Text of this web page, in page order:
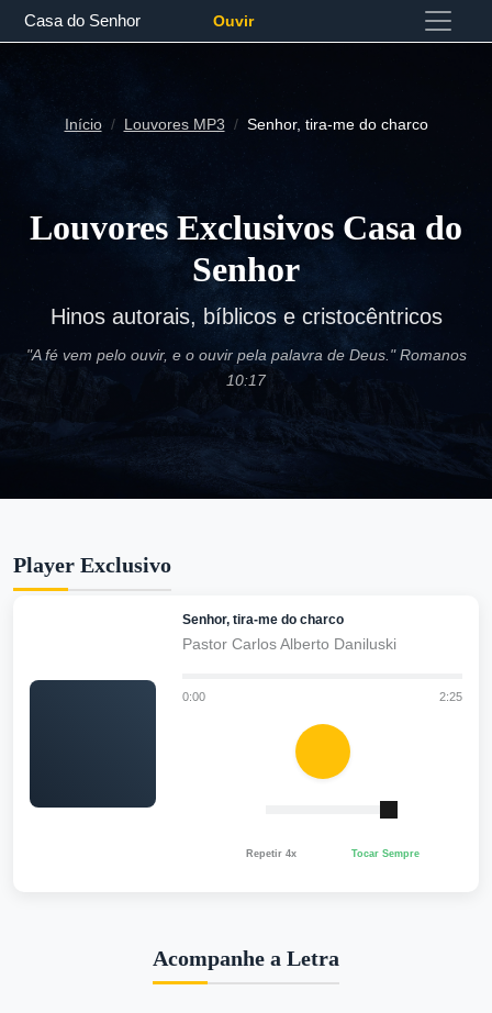
Casa do Senhor Ouvir
Início Louvores MP3 Senhor, tira-me do charco
Louvores Exclusivos Casa do
Senhor
Hinos autorais, bíblicos e cristocêntricos
"A fé vem pelo ouvir, e o ouvir pela palavra de Deus." Romanos
10:17
Player Exclusivo
Senhor, tira-me do charco
Pastor Carlos Alberto Daniluski
0:00 2:25
Repetir 4x Tocar Sempre
Acompanhe a Letra